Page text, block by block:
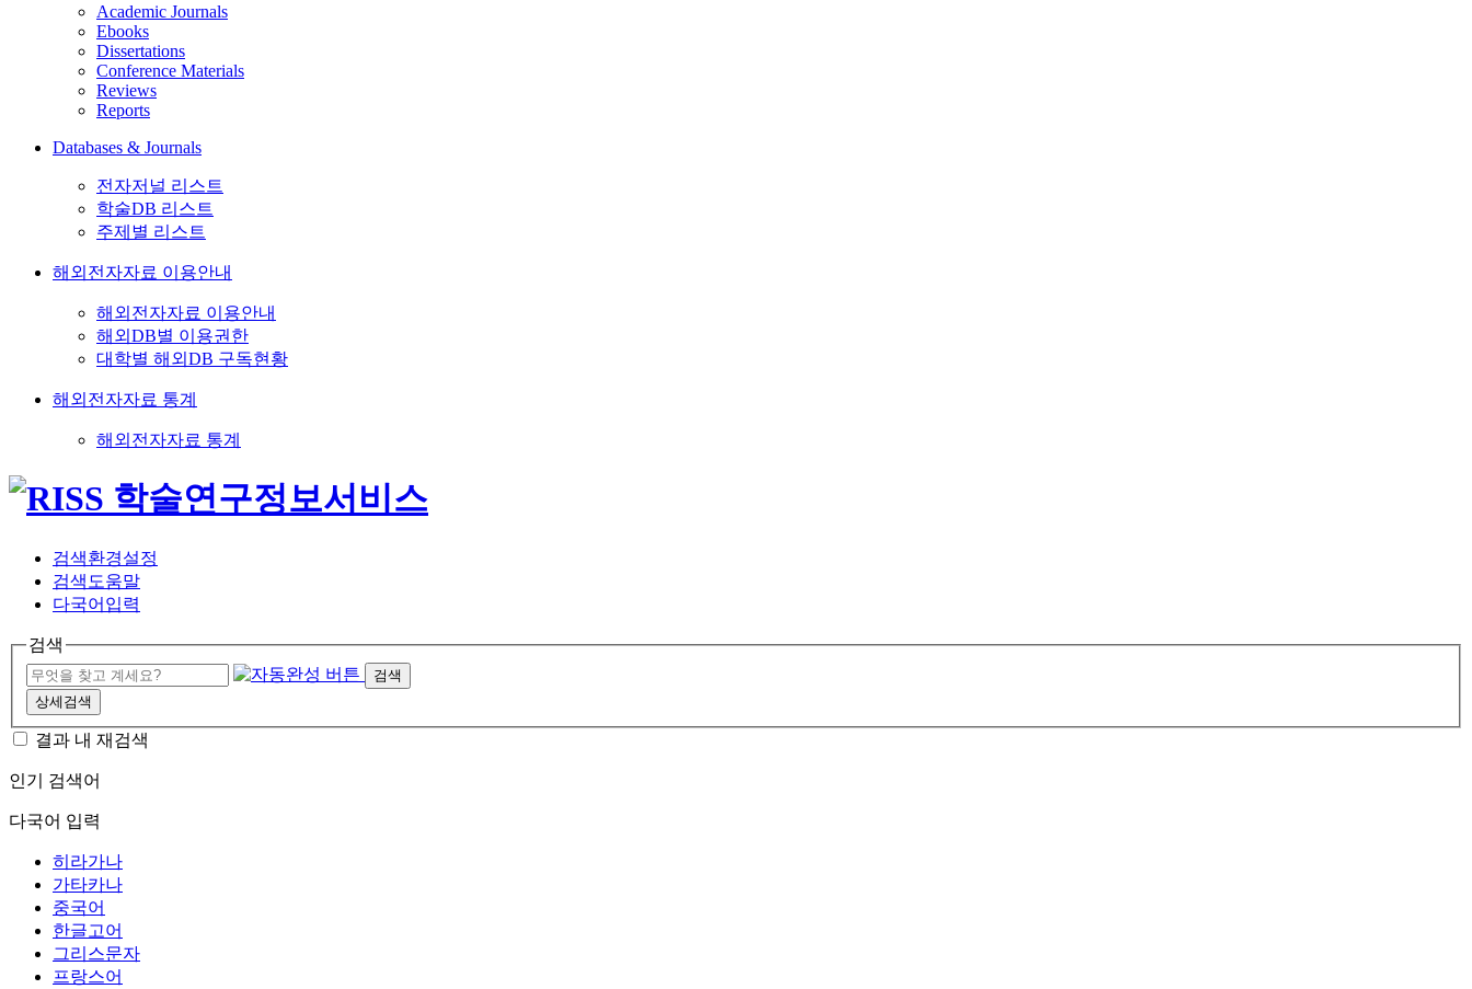
Academic Journals
Ebooks
Dissertations
Conference Materials
Reviews
Reports
Databases & Journals
전자저널 리스트
학술DB 리스트
주제별 리스트
해외전자자료 이용안내
해외전자자료 이용안내
해외DB별 이용권한
대학별 해외DB 구독현황
해외전자자료 통계
해외전자자료 통계
검색환경설정
검색도움말
다국어입력
검색
검색
상세검색
결과 내 재검색
인기 검색어
다국어 입력
히라가나
가타카나
중국어
한글고어
그리스문자
프랑스어